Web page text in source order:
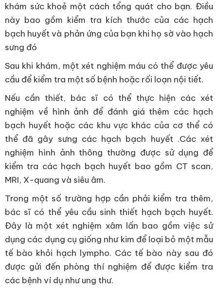
khám sức khoẻ một cách tổng quát cho bạn. Điều
này bao gồm kiểm tra kích thước của các hạch
bạch huyết và phản ứng của bạn khi họ sờ vào hạch
sưng đó
Sau khi khám, một xét nghiệm máu có thể được yêu
cầu để kiểm tra một số bệnh hoặc rối loạn nội tiết.
Nếu cần thiết, bác sĩ có thể thực hiện các xét
nghiệm về hình ảnh để đánh giá thêm các hạch
bạch huyết hoặc các khu vực khác của cơ thể có
thể đã gây sưng các hạch bạch huyết .Các xét
nghiệm hình ảnh thông thường được sử dụng để
kiểm tra các hạch bạch huyết bao gồm CT scan,
MRI, X-quang và siêu âm.
Trong một số trường hợp cần phải kiểm tra thêm,
bác sĩ có thể yêu cầu sinh thiết hạch bạch huyết.
Đây là một xét nghiệm xâm lấn bao gồm việc sử
dụng các dụng cụ giống như kim để loại bỏ một mẫu
tế bào khỏi hạch lympho. Các tế bào này sau đó
được gửi đến phòng thí nghiệm để được kiểm tra
các bệnh ví dụ như ung thư.